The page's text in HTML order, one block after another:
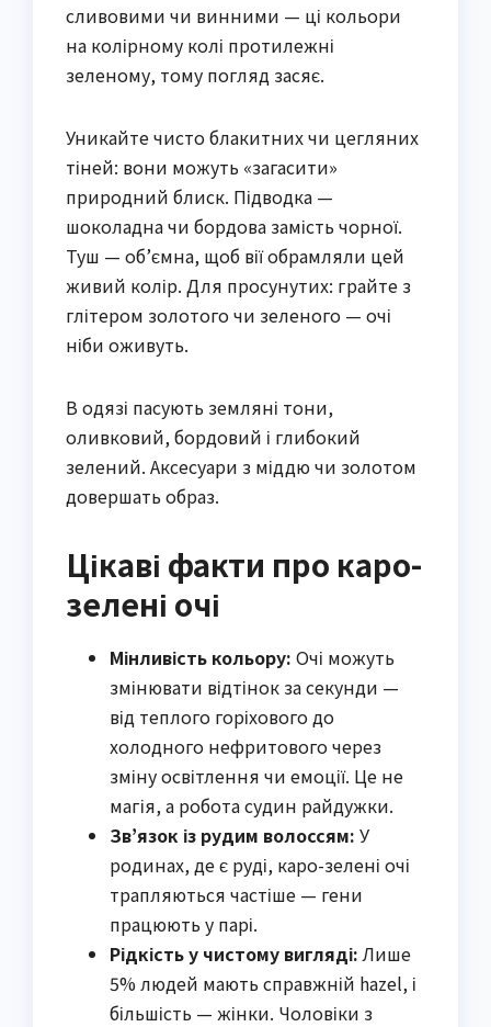
сливовими чи винними — ці кольори
на колірному колі протилежні
зеленому, тому погляд засяє.
Уникайте чисто блакитних чи цегляних
тіней: вони можуть «загасити»
природний блиск. Підводка —
шоколадна чи бордова замість чорної.
Туш — об’ємна, щоб вії обрамляли цей
живий колір. Для просунутих: грайте з
глітером золотого чи зеленого — очі
ніби оживуть.
В одязі пасують земляні тони,
оливковий, бордовий і глибокий
зелений. Аксесуари з міддю чи золотом
довершать образ.
Цікаві факти про каро-
зелені очі
Мінливість кольору: Очі можуть
змінювати відтінок за секунди —
від теплого горіхового до
холодного нефритового через
зміну освітлення чи емоції. Це не
магія, а робота судин райдужки.
Зв’язок із рудим волоссям: У
родинах, де є руді, каро-зелені очі
трапляються частіше — гени
працюють у парі.
Рідкість у чистому вигляді: Лише
5% людей мають справжній hazel, і
більшість — жінки. Чоловіки з